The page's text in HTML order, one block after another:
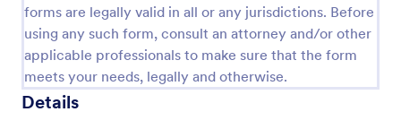
forms are legally valid in all or any jurisdictions. Before
using any such form, consult an attorney and/or other
applicable professionals to make sure that the form
meets your needs, legally and otherwise.
Details